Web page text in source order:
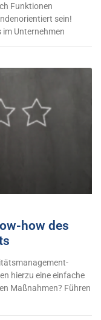
Funktionen
sein!
im Unternehmen
how des
hierzu eine einfache
Maßnahmen? Führen